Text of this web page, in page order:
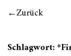
Zurück
Schlagwort: